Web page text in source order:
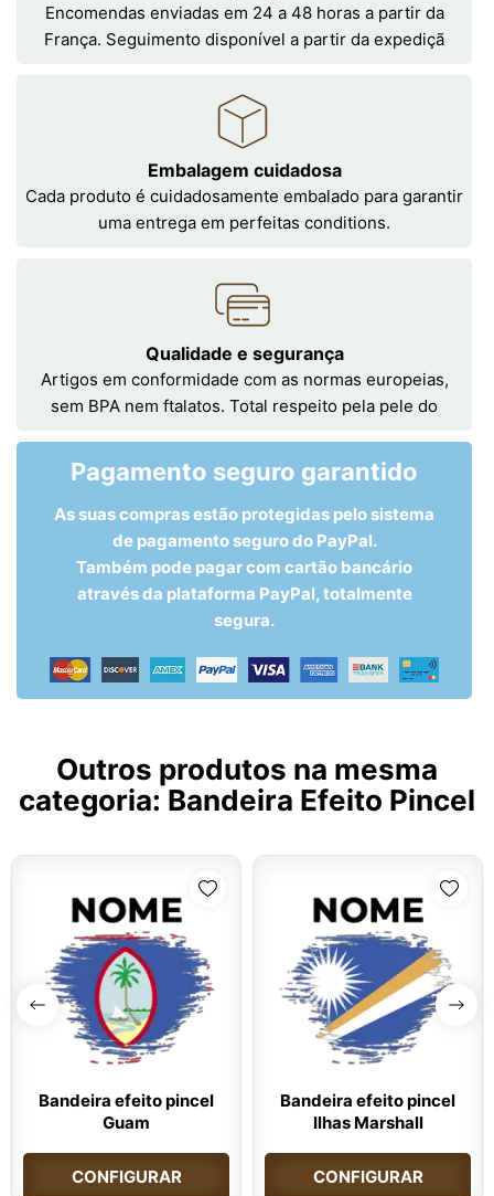
Encomendas enviadas em 24 a 48 horas a partir da
França. Seguimento disponível a partir da expediçã
Embalagem cuidadosa
Cada produto é cuidadosamente embalado para garantir
uma entrega em perfeitas conditions.
Qualidade e segurança
Artigos em conformidade com as normas europeias,
sem BPA nem ftalatos. Total respeito pela pele do
Pagamento seguro garantido
As suas compras estão protegidas pelo sistema
de pagamento seguro do PayPal.
Também pode pagar com cartão bancário
através da plataforma PayPal, totalmente
segura.
Outros produtos na mesma
categoria: Bandeira Efeito Pincel
Bandeira efeito pincel
Guam
CONFIGURAR
Bandeira efeito pincel
Ilhas Marshall
CONFIGURAR